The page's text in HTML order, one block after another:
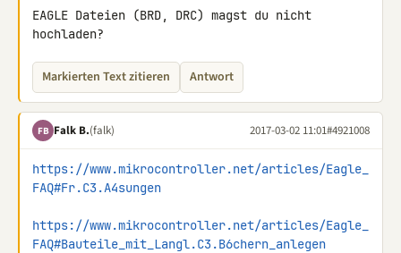
EAGLE Dateien (BRD, DRC) magst du nicht
hochladen?
Markierten Text zitieren Antwort
FB Falk B.(falk) 2017-03-02 11:01#4921008
https://www.mikrocontroller.net/articles/Eagle_
FAQ#Fr.C3.A4sungen
https://www.mikrocontroller.net/articles/Eagle_
FAQ#Bauteile_mit_Langl.C3.B6chern_anlegen